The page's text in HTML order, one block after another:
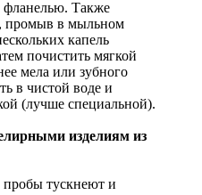
фланелью. Также
промыв в мыльном
капель
почистить мягкой
мела или зубного
в чистой воде и
(лучше специальной).
изделиям из
пробы тускнеют и